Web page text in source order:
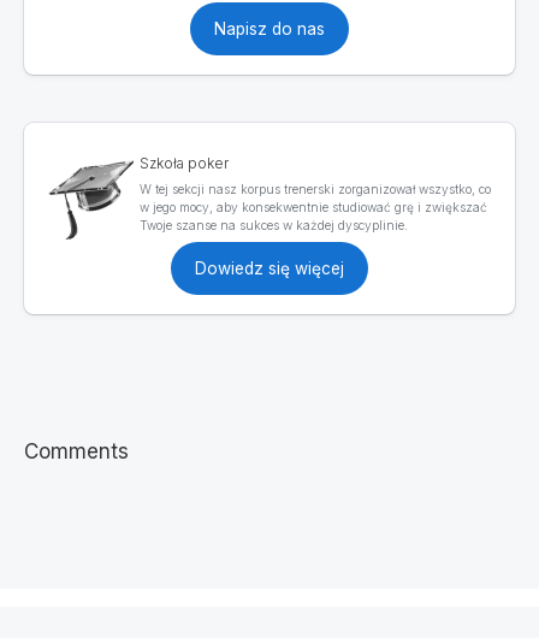
Napisz do nas
Szkoła poker
W tej sekcji nasz korpus trenerski zorganizował wszystko, co
w jego mocy, aby konsekwentnie studiować grę i zwiększać
Twoje szanse na sukces w każdej dyscyplinie.
Dowiedz się więcej
Comments